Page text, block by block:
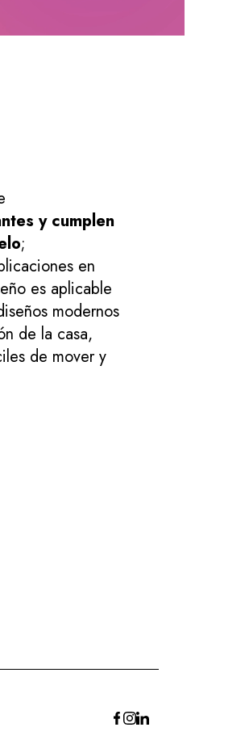
y cumplen
;
en
es aplicable
modernos
de la casa,
de mover y